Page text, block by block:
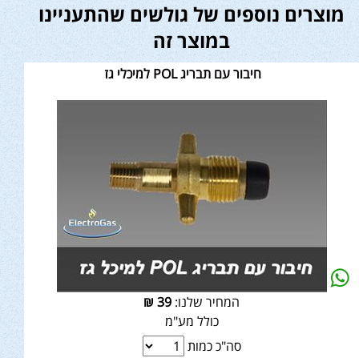
מוצרים נוספים של גולשים שהתעניינו
במוצר זה
חיבור עם תבריג POL למיכלי גז
המחיר שלנו: 39
₪
כולל מע"מ
סה"כ כמות